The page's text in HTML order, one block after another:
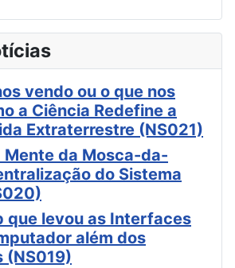
vendo ou o que nos
a Ciência Redefine a
Extraterrestre (NS021)
Mente da Mosca-da-
do Sistema
que levou as Interfaces
além dos
(NS019)